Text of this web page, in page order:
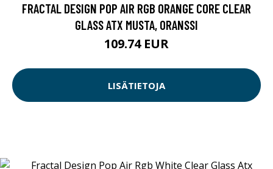
FRACTAL DESIGN POP AIR RGB ORANGE CORE CLEAR
GLASS ATX MUSTA, ORANSSI
109.74 EUR
LISÄTIETOJA